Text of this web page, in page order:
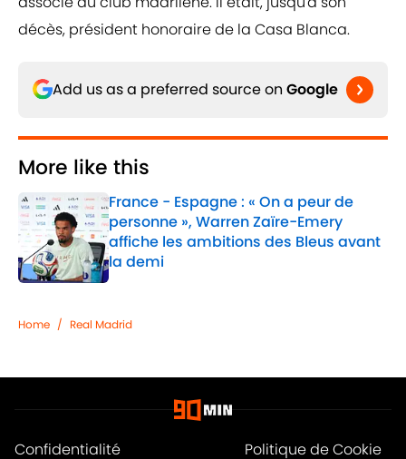
décès, président honoraire de la Casa Blanca.
Add us as a preferred source on Google
More like this
France - Espagne : « On a peur de
personne », Warren Zaïre-Emery
affiche les ambitions des Bleus avant
la demi
Published by on Invalid Date
Home / Real Madrid
Confidentialité Politique de Cookie